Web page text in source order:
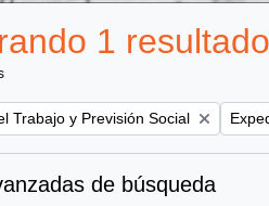
1
Trabajo y Previsión Social
de búsqueda